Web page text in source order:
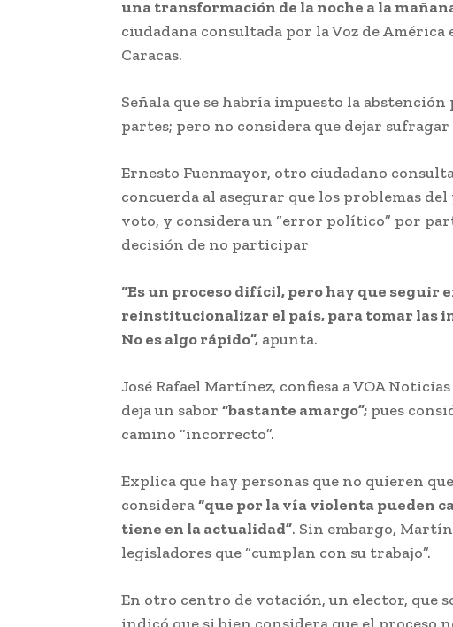
una transformación de la noche a la
ciudadana consultada por la Voz de
Caracas.
Señala que se habría impuesto la abstención
partes; pero no considera que dejar sufragar
Ernesto Fuenmayor, otro ciudadano
concuerda al asegurar que los problemas
voto, y considera un “error político” por
decisión de no participar
“Es un proceso difícil, pero hay que seguir
reinstitucionalizar el país, para tomar las
No es algo rápido”, apunta.
José Rafael Martínez, confiesa a VOA
deja un sabor “bastante amargo”; pues
camino “incorrecto”.
Explica que hay personas que no quieren
considera“que por la vía violenta pueden
tiene en la actualidad”. Sin embargo,
legisladores que “cumplan con su trabajo”.
En otro centro de votación, un elector, que